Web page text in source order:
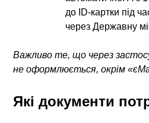
до ID-картки під
через Державну
Важливо те, що через
не оформлюється, окрім
Які документи